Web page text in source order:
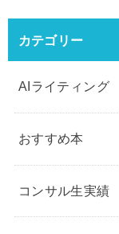
カテゴリー
AIライティング
おすすめ本
コンサル生実績